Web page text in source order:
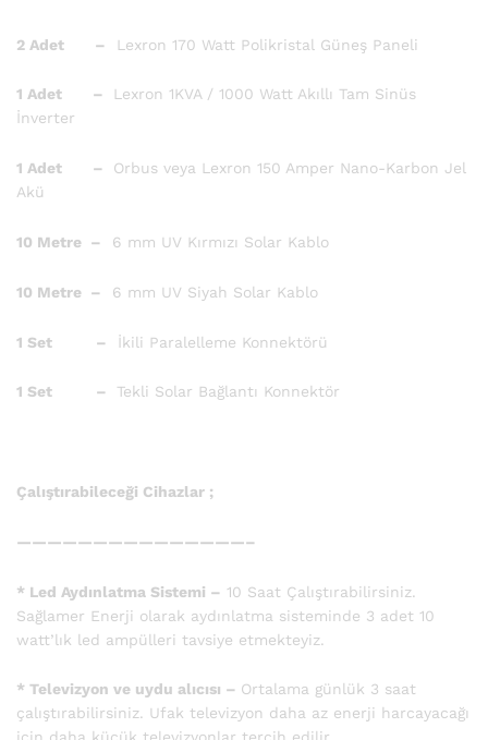
2 Adet – Lexron 170 Watt Polikristal Güneş Paneli
1 Adet –
Lexron 1KVA / 1000 Watt Akıllı Tam Sinüs
İnverter
1 Adet –
Orbus veya Lexron 150 Amper Nano-Karbon Jel
Akü
10 Metre – 6 mm UV Kırmızı Solar Kablo
10 Metre – 6 mm UV Siyah Solar Kablo
1 Set – İkili Paralelleme Konnektörü
1 Set – Tekli Solar Bağlantı Konnektör
Çalıştırabileceği Cihazlar ;
———————————————–
* Led Aydınlatma Sistemi – 10 Saat Çalıştırabilirsiniz.
Sağlamer Enerji olarak aydınlatma sisteminde 3 adet 10
watt’lık led ampülleri tavsiye etmekteyiz.
* Televizyon ve uydu alıcısı – Ortalama günlük 3 saat
çalıştırabilirsiniz. Ufak televizyon daha az enerji harcayacağı